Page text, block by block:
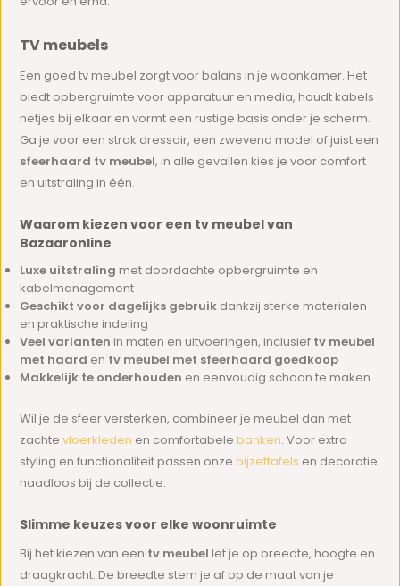
TV meubels
Een goed tv meubel zorgt voor balans in je woonkamer. Het
biedt opbergruimte voor apparatuur en media, houdt kabels
netjes bij elkaar en vormt een rustige basis onder je scherm.
Ga je voor een strak dressoir, een zwevend model of juist een
sfeerhaard tv meubel, in alle gevallen kies je voor comfort
en uitstraling in één.
Waarom kiezen voor een tv meubel van
Bazaaronline
Luxe uitstraling met doordachte opbergruimte en
kabelmanagement
Geschikt voor dagelijks gebruik dankzij sterke materialen
en praktische indeling
Veel varianten in maten en uitvoeringen, inclusief tv meubel
met haard en tv meubel met sfeerhaard goedkoop
Makkelijk te onderhouden en eenvoudig schoon te maken
Wil je de sfeer versterken, combineer je meubel dan met
zachtevloerkleden en comfortabelebanken. Voor extra
styling en functionaliteit passen onzebijzettafels en decoratie
naadloos bij de collectie.
Slimme keuzes voor elke woonruimte
Bij het kiezen van een tv meubel let je op breedte, hoogte en
draagkracht. De breedte stem je af op de maat van je